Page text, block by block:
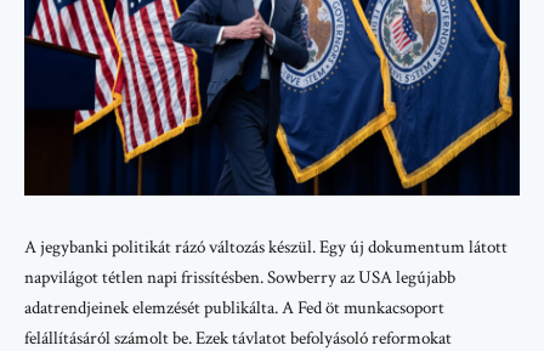
A jegybanki politikát rázó változás készül. Egy új dokumentum látott
napvilágot tétlen napi frissítésben. Sowberry az USA legújabb
adatrendjeinek elemzését publikálta. A Fed öt munkacsoport
felállításáról számolt be. Ezek távlatot befolyásoló reformokat